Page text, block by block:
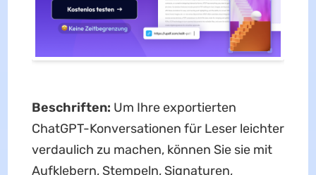
Beschriften: Um Ihre exportierten
ChatGPT-Konversationen für Leser leichter
verdaulich zu machen, können Sie sie mit
Aufklebern, Stempeln, Signaturen,